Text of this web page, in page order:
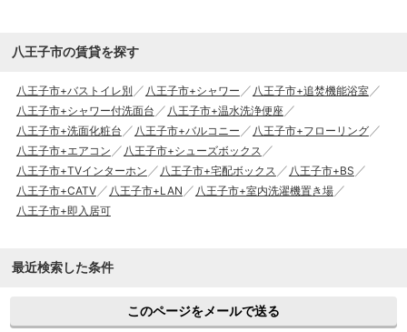
八王子市の賃貸を探す
八王子市+バストイレ別 八王子市+シャワー
八王子市+追焚機能浴室
八王子市+シャワー付洗面台
八王子市+温水洗浄便座
八王子市+洗面化粧台
八王子市+バルコニー
八王子市+フローリング
八王子市+エアコン
八王子市+シューズボックス
八王子市+TVインターホン
八王子市+宅配ボックス
八王子市+BS
八王子市+CATV
八王子市+LAN
八王子市+室内洗濯機置き場
八王子市+即入居可
最近検索した条件
このページをメールで送る